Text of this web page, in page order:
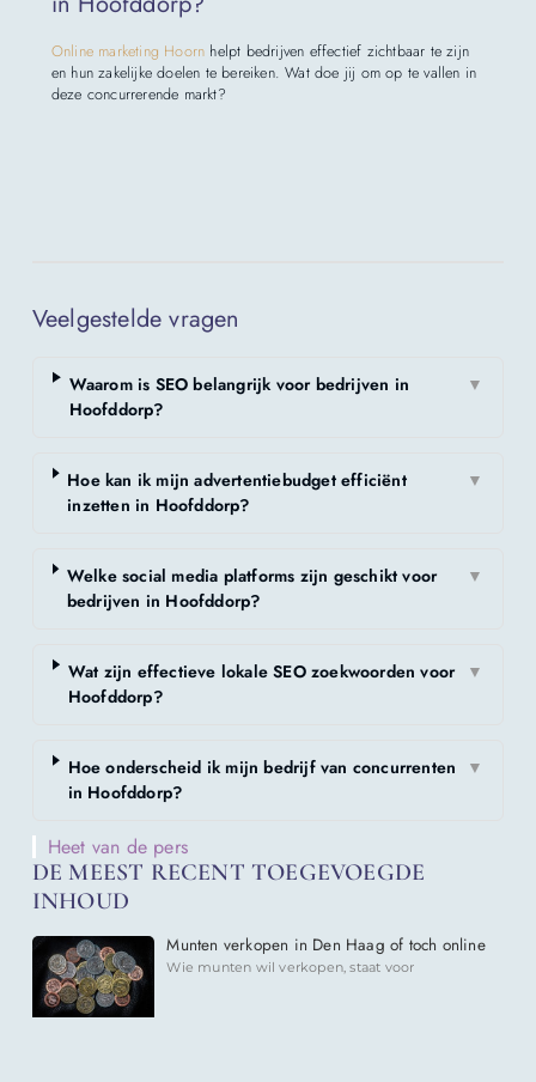
Online marketing Hoorn helpt bedrijven effectief zichtbaar te zijn
en hun zakelijke doelen te bereiken. Wat doe jij om op te vallen in
deze concurrerende markt?
Veelgestelde vragen
Waarom is SEO belangrijk voor bedrijven in
Hoofddorp?
▼
Hoe kan ik mijn advertentiebudget efficiënt
inzetten in Hoofddorp?
▼
Welke social media platforms zijn geschikt voor
bedrijven in Hoofddorp?
▼
Wat zijn effectieve lokale SEO zoekwoorden voor
Hoofddorp?
▼
Hoe onderscheid ik mijn bedrijf van concurrenten
in Hoofddorp?
▼
Heet van de pers
DE MEEST RECENT TOEGEVOEGDE
INHOUD
Munten verkopen in Den Haag of toch online
Wie munten wil verkopen, staat voor